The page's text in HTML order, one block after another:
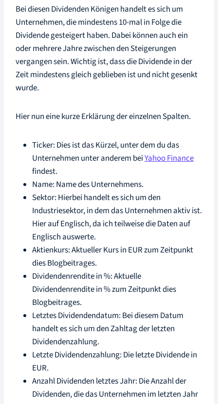
Bei diesen Dividenden Königen handelt es sich um
Unternehmen, die mindestens 10-mal in Folge die
Dividende gesteigert haben. Dabei können auch ein
oder mehrere Jahre zwischen den Steigerungen
vergangen sein. Wichtig ist, dass die Dividende in der
Zeit mindestens gleich geblieben ist und nicht gesenkt
wurde.
Hier nun eine kurze Erklärung der einzelnen Spalten.
Ticker: Dies ist das Kürzel, unter dem du das
Unternehmen unter anderem beiYahoo Finance
findest.
Name: Name des Unternehmens.
Sektor: Hierbei handelt es sich um den
Industriesektor, in dem das Unternehmen aktiv ist.
Hier auf Englisch, da ich teilweise die Daten auf
Englisch auswerte.
Aktienkurs: Aktueller Kurs in EUR zum Zeitpunkt
dies Blogbeitrages.
Dividendenrendite in %: Aktuelle
Dividendenrendite in % zum Zeitpunkt dies
Blogbeitrages.
Letztes Dividendendatum: Bei diesem Datum
handelt es sich um den Zahltag der letzten
Dividendenzahlung.
Letzte Dividendenzahlung: Die letzte Dividende in
EUR.
Anzahl Dividenden letztes Jahr: Die Anzahl der
Dividenden, die das Unternehmen im letzten Jahr